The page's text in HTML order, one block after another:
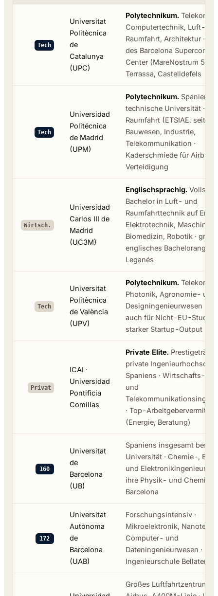
Tech
Universitat
Politècnica
de
Catalunya
(UPC)
Polytechnikum.
Computertechnik, Luft-
Raumfahrt, Architektur ·
des Barcelona
Center (MareNostrum 5) ·
Terrassa, Castelldefels
Tech
Universidad
Politécnica
de Madrid
(UPM)
Polytechnikum. Spaniens
technische Universität ·
Raumfahrt (ETSIAE, seit
Bauwesen, Industrie,
Telekommunikation ·
Kaderschmiede für Airbus,
Verteidigung
Wirtsch.
Universidad
Carlos III de
Madrid
(UC3M)
Englischsprachig.
Bachelor in Luft- und
Raumfahrttechnik auf
Elektrotechnik,
Biomedizin, Robotik ·
englisches
Leganés
Tech
Universitat
Politècnica
de València
(UPV)
Polytechnikum.
Photonik, Agronomie- und
Designingenieurwesen ·
auch für Nicht-EU-
starker Startup-Output
Privat
ICAI ·
Universidad
Pontificia
Comillas
Private Elite.
private
Spaniens · Wirtschafts-,
und
· Top-
(Energie, Beratung)
160
Universitat
de
Barcelona
(UB)
Spaniens insgesamt
Universität · Chemie-,
und
ihre Physik- und
Barcelona
172
Universitat
Autònoma
de
Barcelona
(UAB)
Forschungsintensiv ·
Mikroelektronik,
Computer- und
Dateningenieurwesen ·
Ingenieurschule Bellaterra
Großes Luftfahrtzentrum